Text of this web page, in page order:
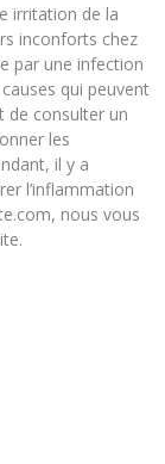
irritation de la
inconforts chez
par une infection
qui peuvent
de consulter un
les
il y a
l’inflammation
nous vous